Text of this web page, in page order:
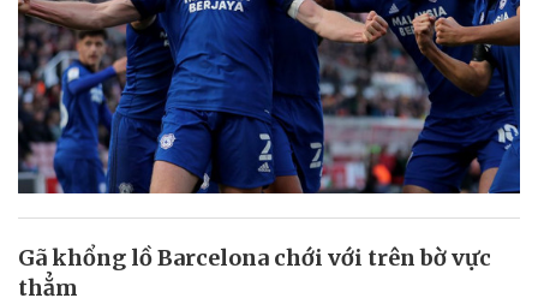
Gã khổng lồ Barcelona chới với trên bờ vực
thẳm